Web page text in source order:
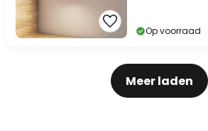
Op voorraad
Meer laden